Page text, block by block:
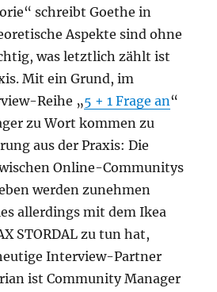
schreibt Goethe in
Aspekte sind ohne
was letztlich zählt ist
Mit ein Grund, im
Reihe „5 + 1 Frage an“
zu Wort kommen zu
aus der Praxis: Die
Online-Communitys
werden zunehmen
allerdings mit dem Ikea
STORDAL zu tun hat,
Interview-Partner
ist Community Manager